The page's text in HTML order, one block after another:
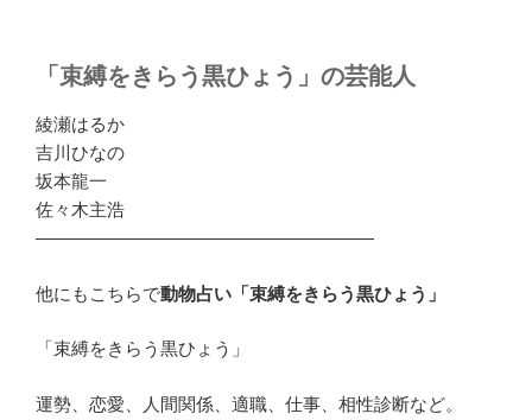
「束縛をきらう黒ひょう」の芸能人
綾瀬はるか
吉川ひなの
坂本龍一
佐々木主浩
―――――――――――――――――――
他にもこちらで動物占い「束縛をきらう黒ひょう」
「束縛をきらう黒ひょう」
運勢、恋愛、人間関係、適職、仕事、相性診断など。